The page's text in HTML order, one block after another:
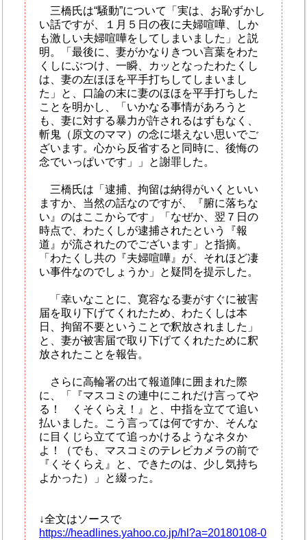
三橋氏は“騒動”について「実は、お恥ずかし
い話ですが、１月５日の夜に夫婦喧嘩、しか
も激しい夫婦喧嘩をしてしまいました」と説
明。「最後に、妻がかなりきつい言葉をわた
くしにぶつけ、一瞬、カッとなったわたくし
は、妻の左ほほを平手打ちしてしまいまし
た」と、口論の末に妻のほほを平手打ちした
ことを明かし、「いかなる事情があろうと
も、妻に対する暴力が許されるはずもなく、
斬鬼（原文のママ）の念に堪えない思いでご
ざいます。心から反省すると同時に、後悔の
念でいっぱいです」」と謝罪した。
三橋氏は「逮捕、拘留は納得がいくといい
ますか、当然の話なのですが、『腑に落ちな
い』のはここからです」「なぜか、翌７日の
時点で、わたくしが逮捕されたという『報
道』が流されたのでございます」と指摘。
「わたくし共の『夫婦喧嘩』が、それほど凄
い事件なのでしょうか」と疑問を提示した。
「幸いなことに、寛容なる妻がすぐに被害
届を取り下げてくれたため、わたくしは本
日、拘留不要ということで釈放されました」
と、妻が被害届で取り下げてくれたために釈
放されたことを報告。
さらに高輪署の出て報道陣に囲まれた際
に、「『マスコミの連中にこれだけ言ってや
る！ くそくらえ！』と、中指を立てて追い
払いました。こう言っては何ですか、そんな
に目くじら立てて追っかけるようなネタか
よ！（でも、マスコミのテレビカメラの前で
『くそくらえ』と、できたのは、少し気持ち
よかった）」と綴った。
↓全文はソースで
https://headlines.yahoo.co.jp/hl?a=20180108-0